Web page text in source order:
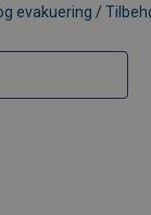
evakuering /